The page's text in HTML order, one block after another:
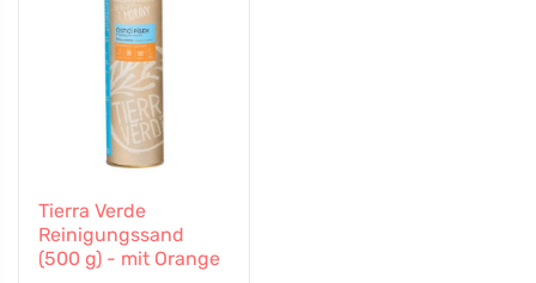
Tierra Verde
Reinigungssand
(500 g) - mit Orange